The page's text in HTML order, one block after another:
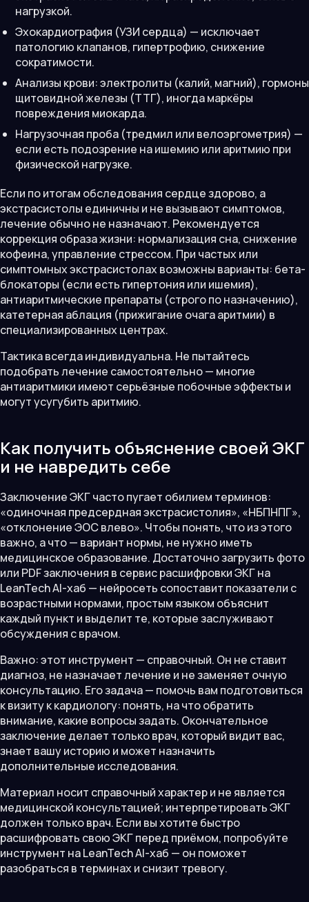
нагрузкой.
Эхокардиография (УЗИ сердца) — исключает
патологию клапанов, гипертрофию, снижение
сократимости.
Анализы крови: электролиты (калий, магний), гормоны
щитовидной железы (ТТГ), иногда маркёры
повреждения миокарда.
Нагрузочная проба (тредмил или велоэргометрия) —
если есть подозрение на ишемию или аритмию при
физической нагрузке.
Если по итогам обследования сердце здорово, а
экстрасистолы единичны и не вызывают симптомов,
лечение обычно не назначают. Рекомендуется
коррекция образа жизни: нормализация сна, снижение
кофеина, управление стрессом. При частых или
симптомных экстрасистолах возможны варианты: бета-
блокаторы (если есть гипертония или ишемия),
антиаритмические препараты (строго по назначению),
катетерная аблация (прижигание очага аритмии) в
специализированных центрах.
Тактика всегда индивидуальна. Не пытайтесь
подобрать лечение самостоятельно — многие
антиаритмики имеют серьёзные побочные эффекты и
могут усугубить аритмию.
Как получить объяснение своей ЭКГ
и не навредить себе
Заключение ЭКГ часто пугает обилием терминов:
«одиночная предсердная экстрасистолия», «НБПНПГ»,
«отклонение ЭОС влево». Чтобы понять, что из этого
важно, а что — вариант нормы, не нужно иметь
медицинское образование. Достаточно загрузить фото
или PDF заключения в сервис расшифровки ЭКГ на
LeanTech AI-хаб — нейросеть сопоставит показатели с
возрастными нормами, простым языком объяснит
каждый пункт и выделит те, которые заслуживают
обсуждения с врачом.
Важно: этот инструмент — справочный. Он не ставит
диагноз, не назначает лечение и не заменяет очную
консультацию. Его задача — помочь вам подготовиться
к визиту к кардиологу: понять, на что обратить
внимание, какие вопросы задать. Окончательное
заключение делает только врач, который видит вас,
знает вашу историю и может назначить
дополнительные исследования.
Материал носит справочный характер и не является
медицинской консультацией; интерпретировать ЭКГ
должен только врач. Если вы хотите быстро
расшифровать свою ЭКГ перед приёмом, попробуйте
инструмент на LeanTech AI-хаб — он поможет
разобраться в терминах и снизит тревогу.